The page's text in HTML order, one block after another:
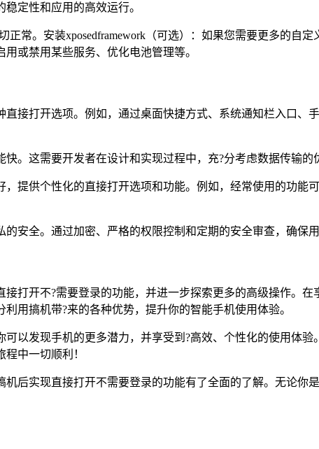
定性和应用的高效运行。
正常。安装xposedframework（可选）：如果您需要更多的自
或禁用某些服务、优化电池管理等。
接打开选项。例如，通过桌面快捷方式、系统通知栏入口、
。这需要开发者在设计和实现过程中，充?分考虑数据传输的
提供个性化的直接打开选项和功能。例如，经常使用的功能
安全。通过加密、严格的权限控制和定期的安全审查，确保
打开不?需要登录的功能，并进一步探索更多的高级操作。
用搞机带?来的各种优势，提升你的智能手机使用体验。
以发现手机的更多潜力，并享受到?高效、个性化的使用体
中一切顺利！
后实现直接打开不需要登录的功能有了全面的了解。无论你